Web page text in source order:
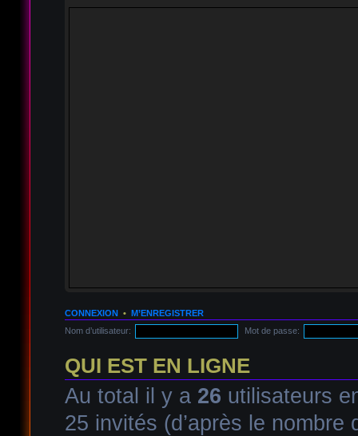
CONNEXION• M’ENREGISTRER
Nom d’utilisateur:
Mot de passe:
QUI EST EN LIGNE
Au total il y a 26 utilisateurs
25 invités (d’après le nombre